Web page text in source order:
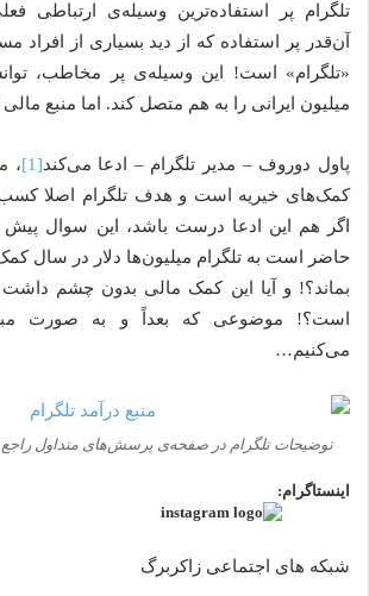
تلگرام پر استفاده‌ترین وسیله‌ی ارتباطی
آن‌قدر پر استفاده که از دید بسیاری از افراد
میلیون ایرانی را به هم متصل کند. اما منبع
پاول دوروف – مدیر تلگرام – ادعا می‌کند[1]
،
کمک‌های خیریه‌ است و هدف تلگرام اصلا
اگر هم این ادعا درست باشد، این سوال
حاضر است به تلگرام میلیون‌ها دلار در سال
بماند؟! و آیا این کمک مالی بدون چشم
است؟! موضوعی که بعداً و به صورت
می‌کنیم…
توضیحات تلگرام در صفحه‌ی پرسش‌های متداول راجع
اینستاگرام:
شبکه‌ های اجتماعی زاکربرگ